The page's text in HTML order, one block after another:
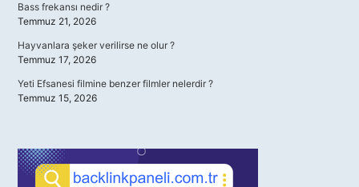
Bass frekansı nedir ?
Temmuz 21, 2026
Hayvanlara şeker verilirse ne olur ?
Temmuz 17, 2026
Yeti Efsanesi filmine benzer filmler nelerdir ?
Temmuz 15, 2026